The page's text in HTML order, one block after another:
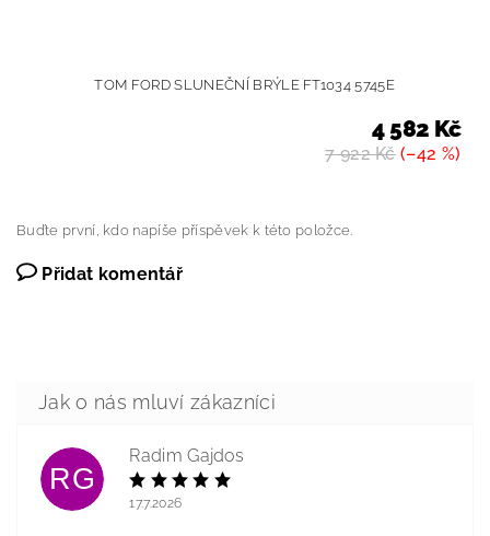
TOM FORD SLUNEČNÍ BRÝLE FT1034 5745E
7 922 Kč(–42 %)
4 582 Kč
Buďte první, kdo napíše příspěvek k této položce.
Přidat komentář
RG
Radim Gajdos
17.7.2026